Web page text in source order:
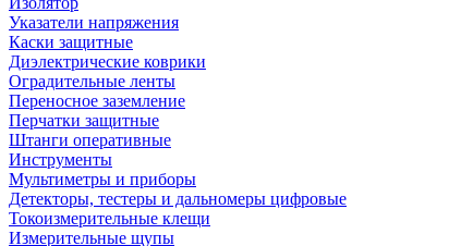
Указатели напряжения
Каски защитные
Диэлектрические коврики
Оградительные ленты
Переносное заземление
Перчатки защитные
Штанги оперативные
Инструменты
Мультиметры и приборы
Детекторы, тестеры и дальномеры цифровые
Токоизмерительные клещи
Измерительные щупы